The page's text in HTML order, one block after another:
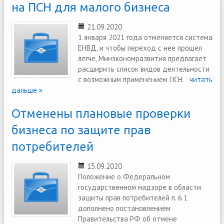
на ПСН для малого бизнеса
21.09.2020
1 января 2021 года отменяется система
ЕНВД, и чтобы переход с нее прошел
легче, Минэкономразвития предлагает
расширить список видов деятельности
с возможным применением ПСН. читать
дальше »
Отменены плановые проверки
бизнеса по защите прав
потребителей
15.09.2020
Положение о Федеральном
государственном надзоре в области
защиты прав потребителей п. 6.1
дополнено постановлением
Правительства РФ об отмене